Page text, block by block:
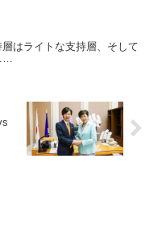
はライトな支持層、そして